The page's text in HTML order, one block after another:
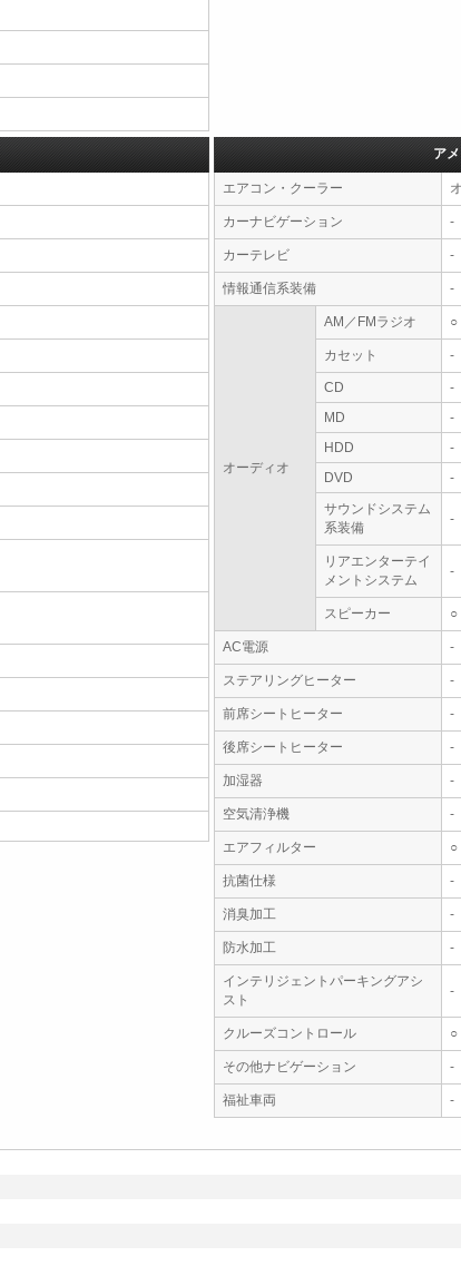
ア
エアコン・クーラー
カーナビゲーション -
カーテレビ -
情報通信系装備 -
オーディオ
AM／FMラジオ ○
カセット -
CD
-
MD
-
HDD
-
DVD
-
サウンドシステム
系装備
-
リアエンターテイ
メントシステム
-
スピーカー ○
AC電源 -
ステアリングヒーター -
前席シートヒーター -
後席シートヒーター -
加湿器 -
空気清浄機 -
エアフィルター ○
抗菌仕様 -
消臭加工 -
防水加工 -
インテリジェントパーキングアシ
スト
-
クルーズコントロール ○
その他ナビゲーション -
福祉車両
-